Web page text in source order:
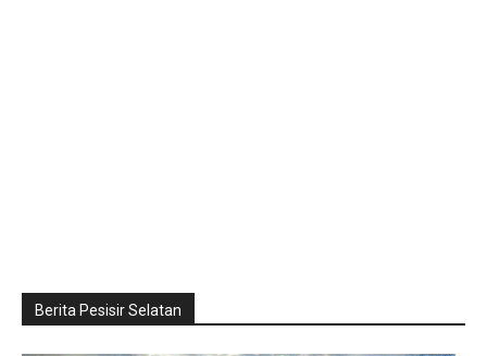
Berita Pesisir Selatan